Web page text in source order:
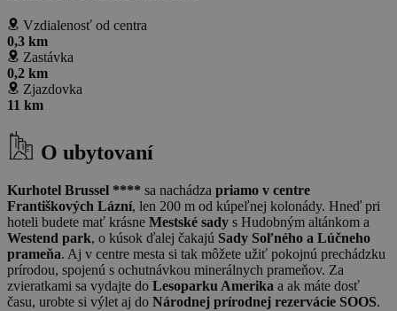
Vzdialenosť od centra
0,3 km
Zastávka
0,2 km
Zjazdovka
11 km
O ubytovaní
Kurhotel Brussel **** sa nachádza priamo v centre
Františkových Lázní, len 200 m od kúpeľnej kolonády. Hneď pri
hoteli budete mať krásne Mestské sady s Hudobným altánkom a
Westend park, o kúsok ďalej čakajú Sady Soľného a Lúčneho
prameňa. Aj v centre mesta si tak môžete užiť pokojnú prechádzku
prírodou, spojenú s ochutnávkou minerálnych prameňov. Za
zvieratkami sa vydajte do Lesoparku Amerika a ak máte dosť
času, urobte si výlet aj do Národnej prírodnej rezervácie SOOS.